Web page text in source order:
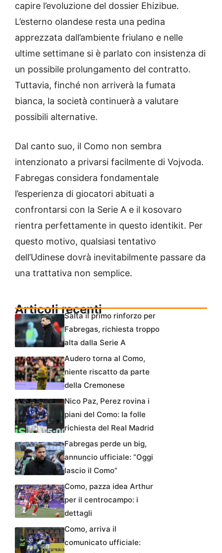
capire l’evoluzione del dossier Ehizibue.
L’esterno olandese resta una pedina
apprezzata dall’ambiente friulano e nelle
ultime settimane si è parlato con insistenza di
un possibile prolungamento del contratto.
Tuttavia, finché non arriverà la fumata
bianca, la società continuerà a valutare
possibili alternative.
Dal canto suo, il Como non sembra
intenzionato a privarsi facilmente di Vojvoda.
Fabregas considera fondamentale
l’esperienza di giocatori abituati a
confrontarsi con la Serie A e il kosovaro
rientra perfettamente in questo identikit. Per
questo motivo, qualsiasi tentativo
dell’Udinese dovrà inevitabilmente passare da
una trattativa non semplice.
Articoli recentiSalta il primo rinforzo per
Fabregas, richiesta troppo
alta dalla Serie A
Audero torna al Como,
niente riscatto da parte
della Cremonese
Nico Paz, Perez rovina i
piani del Como: la folle
richiesta del Real Madrid
Fabregas perde un big,
annuncio ufficiale: “Oggi
lascio il Como”
Como, pazza idea Arthur
per il centrocampo: i
dettagli
Como, arriva il
comunicato ufficiale: